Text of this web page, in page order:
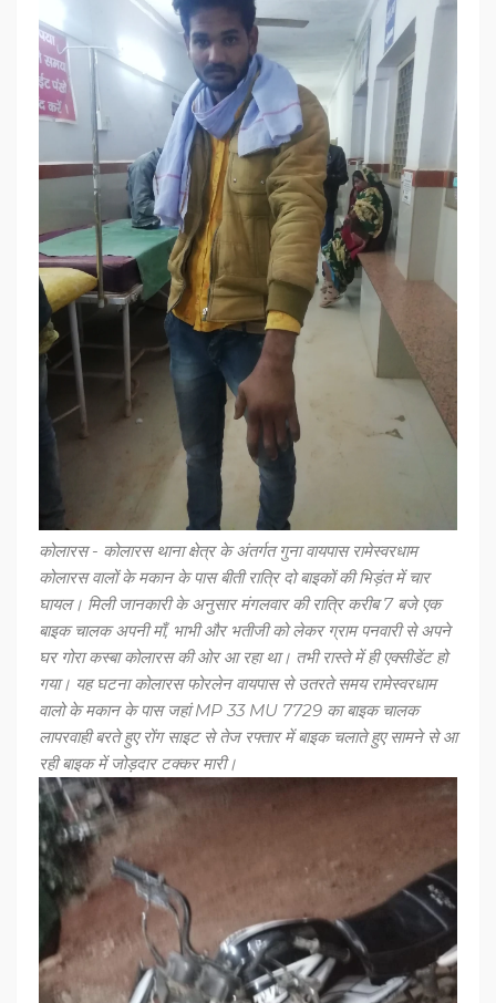
कोलारस - कोलारस थाना क्षेत्र के अंतर्गत गुना वायपास रामेस्वरधाम
कोलारस वालों के मकान के पास बीती रात्रि दो बाइकों की भिड़ंत में चार
घायल। मिली जानकारी के अनुसार मंगलवार की रात्रि करीब 7 बजे एक
बाइक चालक अपनी माँ, भाभी और भतीजी को लेकर ग्राम पनवारी से अपने
घर गोरा कस्बा कोलारस की ओर आ रहा था। तभी रास्ते में ही एक्सीडेंट हो
गया। यह घटना कोलारस फोरलेन वायपास से उतरते समय रामेस्वरधाम
वालो के मकान के पास जहां MP 33 MU 7729 का बाइक चालक
लापरवाही बरते हुए रोंग साइट से तेज रफ्तार में बाइक चलाते हुए सामने से आ
रही बाइक में जोड़दार टक्कर मारी।